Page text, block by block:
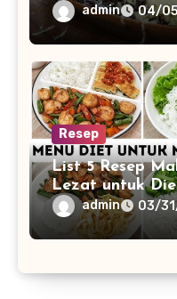
admin 04/
Resep
List 5 Resep
Lezat untuk
admin 03/